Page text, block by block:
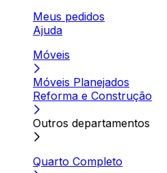
Meus pedidos
Ajuda
Móveis
Móveis Planejados
Reforma e Construção
Outros departamentos
Quarto Completo